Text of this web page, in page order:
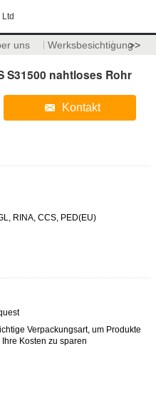
uns Werksbesichtigung>>
S31500 nahtloses Rohr
Kontakt
RINA, CCS, PED(EU)
Verpackungsart, um Produkte
Kosten zu sparen